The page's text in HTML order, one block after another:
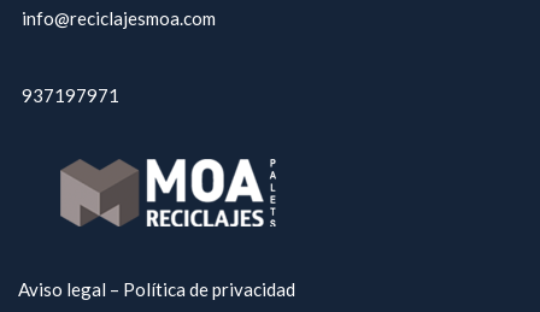
info@reciclajesmoa.com
937197971
Aviso legal – Política de privacidad